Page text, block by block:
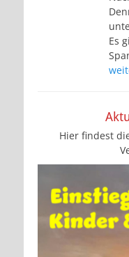
Es
Hier findest